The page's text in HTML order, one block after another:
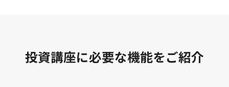
投資講座に必要な機能をご紹介